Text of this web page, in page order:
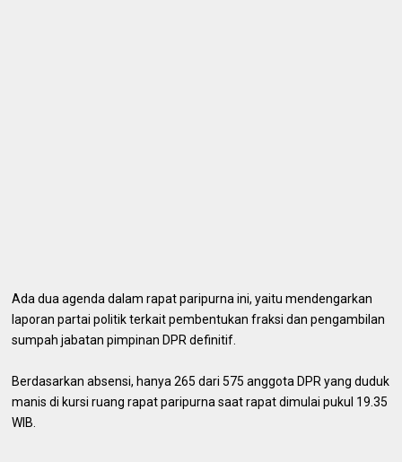
Ada dua agenda dalam rapat paripurna ini, yaitu mendengarkan
laporan partai politik terkait pembentukan fraksi dan pengambilan
sumpah jabatan pimpinan DPR definitif.
Berdasarkan absensi, hanya 265 dari 575 anggota DPR yang duduk
manis di kursi ruang rapat paripurna saat rapat dimulai pukul 19.35
WIB.